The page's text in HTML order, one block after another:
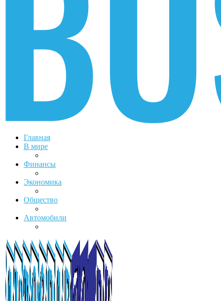
Главная
В мире
Финансы
Экономика
Общество
Автомобили